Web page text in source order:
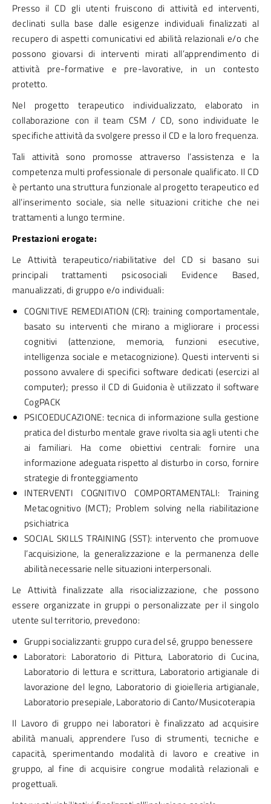
Presso il CD gli utenti fruiscono di attività ed interventi,
declinati sulla base dalle esigenze individuali finalizzati al
recupero di aspetti comunicativi ed abilità relazionali e/o che
possono giovarsi di interventi mirati all’apprendimento di
attività pre-formative e pre-lavorative, in un contesto
protetto.
Nel progetto terapeutico individualizzato, elaborato in
collaborazione con il team CSM / CD, sono individuate le
specifiche attività da svolgere presso il CD e la loro frequenza.
Tali attività sono promosse attraverso l’assistenza e la
competenza multi professionale di personale qualificato. Il CD
è pertanto una struttura funzionale al progetto terapeutico ed
all’inserimento sociale, sia nelle situazioni critiche che nei
trattamenti a lungo termine.
Prestazioni erogate:
Le Attività terapeutico/riabilitative del CD si basano sui
principali trattamenti psicosociali Evidence Based,
manualizzati, di gruppo e/o individuali:
COGNITIVE REMEDIATION (CR): training comportamentale,
basato su interventi che mirano a migliorare i processi
cognitivi (attenzione, memoria, funzioni esecutive,
intelligenza sociale e metacognizione). Questi interventi si
possono avvalere di specifici software dedicati (esercizi al
computer); presso il CD di Guidonia è utilizzato il software
CogPACK
PSICOEDUCAZIONE: tecnica di informazione sulla gestione
pratica del disturbo mentale grave rivolta sia agli utenti che
ai familiari. Ha come obiettivi centrali: fornire una
informazione adeguata rispetto al disturbo in corso, fornire
strategie di fronteggiamento
INTERVENTI COGNITIVO COMPORTAMENTALI: Training
Metacognitivo (MCT); Problem solving nella riabilitazione
psichiatrica
SOCIAL SKILLS TRAINING (SST): intervento che promuove
l’acquisizione, la generalizzazione e la permanenza delle
abilità necessarie nelle situazioni interpersonali.
Le Attività finalizzate alla risocializzazione, che possono
essere organizzate in gruppi o personalizzate per il singolo
utente sul territorio, prevedono:
Gruppi socializzanti: gruppo cura del sé, gruppo benessere
Laboratori: Laboratorio di Pittura, Laboratorio di Cucina,
Laboratorio di lettura e scrittura, Laboratorio artigianale di
lavorazione del legno, Laboratorio di gioielleria artigianale,
Laboratorio presepiale, Laboratorio di Canto/Musicoterapia
Il Lavoro di gruppo nei laboratori è finalizzato ad acquisire
abilità manuali, apprendere l’uso di strumenti, tecniche e
capacità, sperimentando modalità di lavoro e creative in
gruppo, al fine di acquisire congrue modalità relazionali e
progettuali.